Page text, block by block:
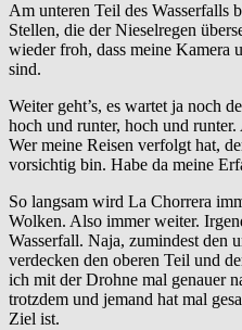
Am unteren Teil des Wasserfalls
Stellen, die der Nieselregen
wieder froh, dass meine Kamera
sind.
Weiter geht’s, es wartet ja noch
hoch und runter, hoch und
Wer meine Reisen verfolgt hat,
vorsichtig bin. Habe da meine
So langsam wird La Chorrera
Wolken. Also immer weiter.
Wasserfall. Naja, zumindest den
verdecken den oberen Teil und
ich mit der Drohne mal genauer
trotzdem und jemand hat mal
Ziel ist.